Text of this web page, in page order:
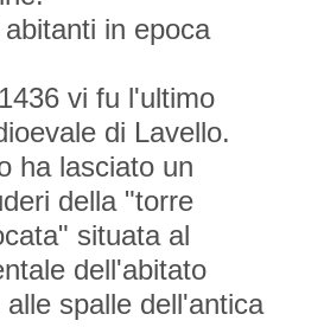
in epoca
vi fu l'ultimo
di Lavello.
ha lasciato un
della "torre
situata al
dell'abitato
spalle dell'antica